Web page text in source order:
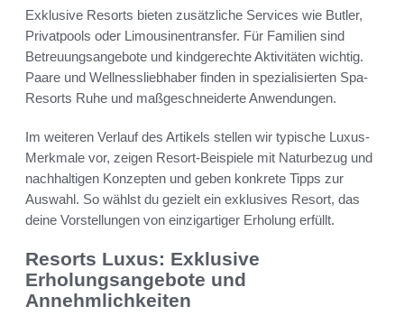
Exklusive Resorts bieten zusätzliche Services wie Butler,
Privatpools oder Limousinentransfer. Für Familien sind
Betreuungsangebote und kindgerechte Aktivitäten wichtig.
Paare und Wellnessliebhaber finden in spezialisierten Spa-
Resorts Ruhe und maßgeschneiderte Anwendungen.
Im weiteren Verlauf des Artikels stellen wir typische Luxus-
Merkmale vor, zeigen Resort-Beispiele mit Naturbezug und
nachhaltigen Konzepten und geben konkrete Tipps zur
Auswahl. So wählst du gezielt ein exklusives Resort, das
deine Vorstellungen von einzigartiger Erholung erfüllt.
Resorts Luxus: Exklusive
Erholungsangebote und
Annehmlichkeiten